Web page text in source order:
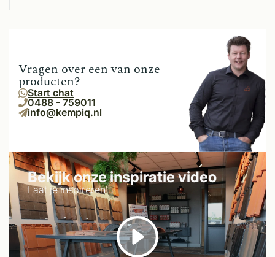
Vragen over een van onze
producten?
Start chat
0488 - 759011
info@kempiq.nl
Bekijk onze inspiratie video
Laat je inspireren